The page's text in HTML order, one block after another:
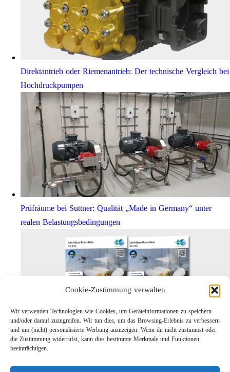
Cookie-Zustimmung verwalten
Wir verwenden Technologien wie Cookies, um Geräteinformationen zu speichern
und/oder darauf zuzugreifen. Wir tun dies, um das Browsing-Erlebnis zu verbessern
und um (nicht) personalisierte Werbung anzuzeigen. Wenn du nicht zustimmst oder
die Zustimmung widerrufst, kann dies bestimmte Merkmale und Funktionen
beeinträchtigen.
Direktantrieb oder Riemenantrieb: Der technische Vergleich bei
Hochdruckpumpen
Prüfräume bei Suttner: Qualität „Made in Germany“ unter
realen Belastungsbedingungen
Leichtbau-Rotordüse ST-415